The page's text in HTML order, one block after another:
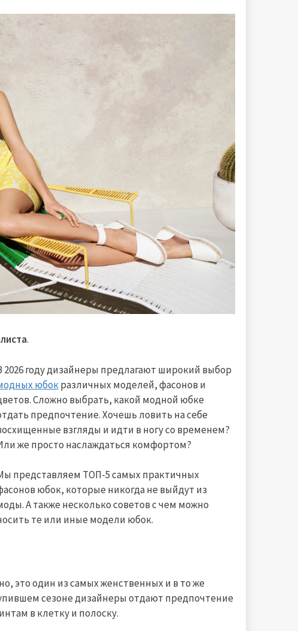
.
2026 году дизайнеры предлагают широкий выбор
юбокразличных моделей, фасонов и
Сложно выбрать, какой модной юбке
предпочтение. Хочешь ловить на себе
взгляды и идти в ногу со временем?
же просто наслаждаться комфортом?
представляем ТОП-5 cамых практичных
юбок, которые никогда не выйдут из
А также несколько советов с чем можно
те или иные модели юбок.
это один из самых женственных и в то же
сезоне дизайнеры отдают предпочтение
в клетку и полоску.